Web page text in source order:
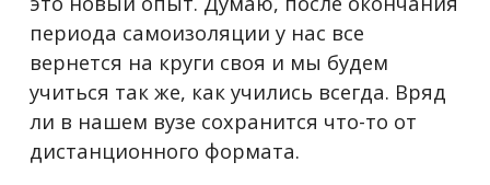
периода самоизоляции у нас все
вернется на круги своя и мы будем
учиться так же, как учились всегда. Вряд
ли в нашем вузе сохранится что-то от
дистанционного формата.